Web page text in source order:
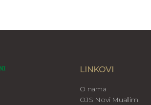
LINKOVI
O nama
OJS Novi Muallim